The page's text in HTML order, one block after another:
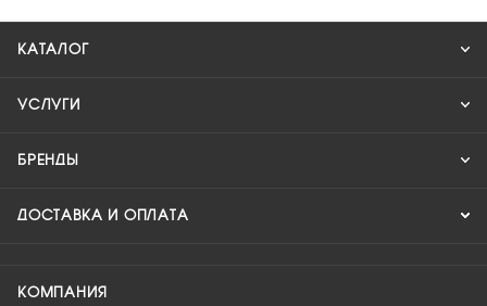
КАТАЛОГ
УСЛУГИ
БРЕНДЫ
ДОСТАВКА И ОПЛАТА
КОМПАНИЯ